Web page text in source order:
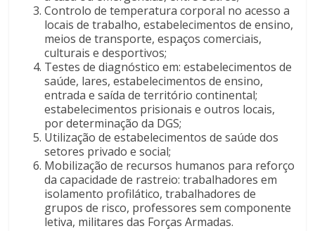
Controlo de temperatura corporal no acesso a
locais de trabalho, estabelecimentos de ensino,
meios de transporte, espaços comerciais,
culturais e desportivos;
Testes de diagnóstico em: estabelecimentos de
saúde, lares, estabelecimentos de ensino,
entrada e saída de território continental;
estabelecimentos prisionais e outros locais,
por determinação da DGS;
Utilização de estabelecimentos de saúde dos
setores privado e social;
Mobilização de recursos humanos para reforço
da capacidade de rastreio: trabalhadores em
isolamento profilático, trabalhadores de
grupos de risco, professores sem componente
letiva, militares das Forças Armadas.